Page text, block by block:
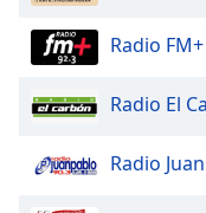
Radio FM+
Radio El
Radio